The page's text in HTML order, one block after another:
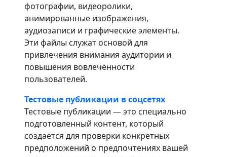
фотографии, видеоролики,
анимированные изображения,
аудиозаписи и графические элементы.
Эти файлы служат основой для
привлечения внимания аудитории и
повышения вовлечённости
пользователей.
Тестовые публикации в соцсетях
Тестовые публикации — это специально
подготовленный контент, который
создаётся для проверки конкретных
предположений о предпочтениях вашей